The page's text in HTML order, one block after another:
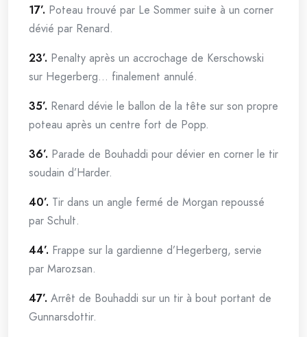
17’. Poteau trouvé par Le Sommer suite à un corner
dévié par Renard.
23’. Penalty après un accrochage de Kerschowski
sur Hegerberg… finalement annulé.
35’. Renard dévie le ballon de la tête sur son propre
poteau après un centre fort de Popp.
36’. Parade de Bouhaddi pour dévier en corner le tir
soudain d’Harder.
40’. Tir dans un angle fermé de Morgan repoussé
par Schult.
44’. Frappe sur la gardienne d’Hegerberg, servie
par Marozsan.
47’. Arrêt de Bouhaddi sur un tir à bout portant de
Gunnarsdottir.